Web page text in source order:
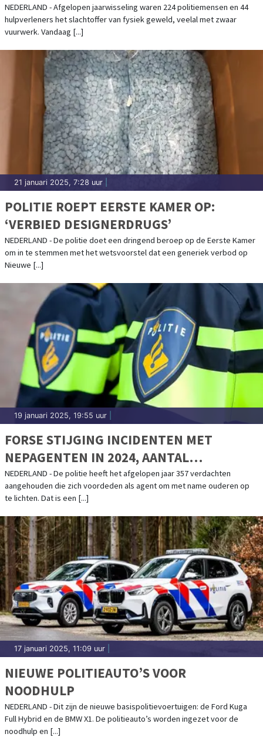
NEDERLAND - Afgelopen jaarwisseling waren 224 politiemensen en 44
hulpverleners het slachtoffer van fysiek geweld, veelal met zwaar
vuurwerk. Vandaag [...]
21 januari 2025, 7:28 uur
POLITIE ROEPT EERSTE KAMER OP:
‘VERBIED DESIGNERDRUGS’
NEDERLAND - De politie doet een dringend beroep op de Eerste Kamer
om in te stemmen met het wetsvoorstel dat een generiek verbod op
Nieuwe [...]
19 januari 2025, 19:55 uur
FORSE STIJGING INCIDENTEN MET
NEPAGENTEN IN 2024, AANTAL
AANHOUDINGEN VERDUBBELD
NEDERLAND - De politie heeft het afgelopen jaar 357 verdachten
aangehouden die zich voordeden als agent om met name ouderen op
te lichten. Dat is een [...]
17 januari 2025, 11:09 uur
NIEUWE POLITIEAUTO’S VOOR
NOODHULP
NEDERLAND - Dit zijn de nieuwe basispolitievoertuigen: de Ford Kuga
Full Hybrid en de BMW X1. De politieauto’s worden ingezet voor de
noodhulp en [...]